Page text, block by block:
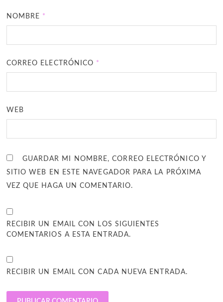
NOMBRE *
CORREO ELECTRÓNICO *
WEB
GUARDAR MI NOMBRE, CORREO ELECTRÓNICO Y
SITIO WEB EN ESTE NAVEGADOR PARA LA PRÓXIMA
VEZ QUE HAGA UN COMENTARIO.
RECIBIR UN EMAIL CON LOS SIGUIENTES
COMENTARIOS A ESTA ENTRADA.
RECIBIR UN EMAIL CON CADA NUEVA ENTRADA.